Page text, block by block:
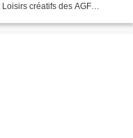
créatifs des AGF